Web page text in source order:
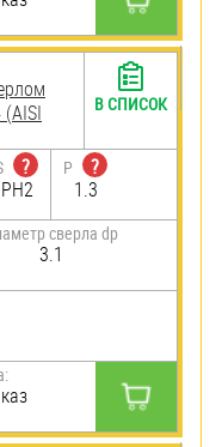
?
PH2
P
?
1.3
сверла dp
3.1
В СПИСОК